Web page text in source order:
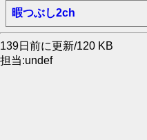
暇つぶし2ch
139日前に更新/120 KB
担当:undef